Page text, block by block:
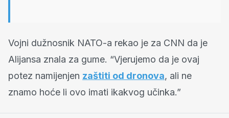
Vojni dužnosnik NATO-a rekao je za CNN da je
Alijansa znala za gume. “Vjerujemo da je ovaj
potez namijenjen zaštiti od dronova, ali ne
znamo hoće li ovo imati ikakvog učinka.”